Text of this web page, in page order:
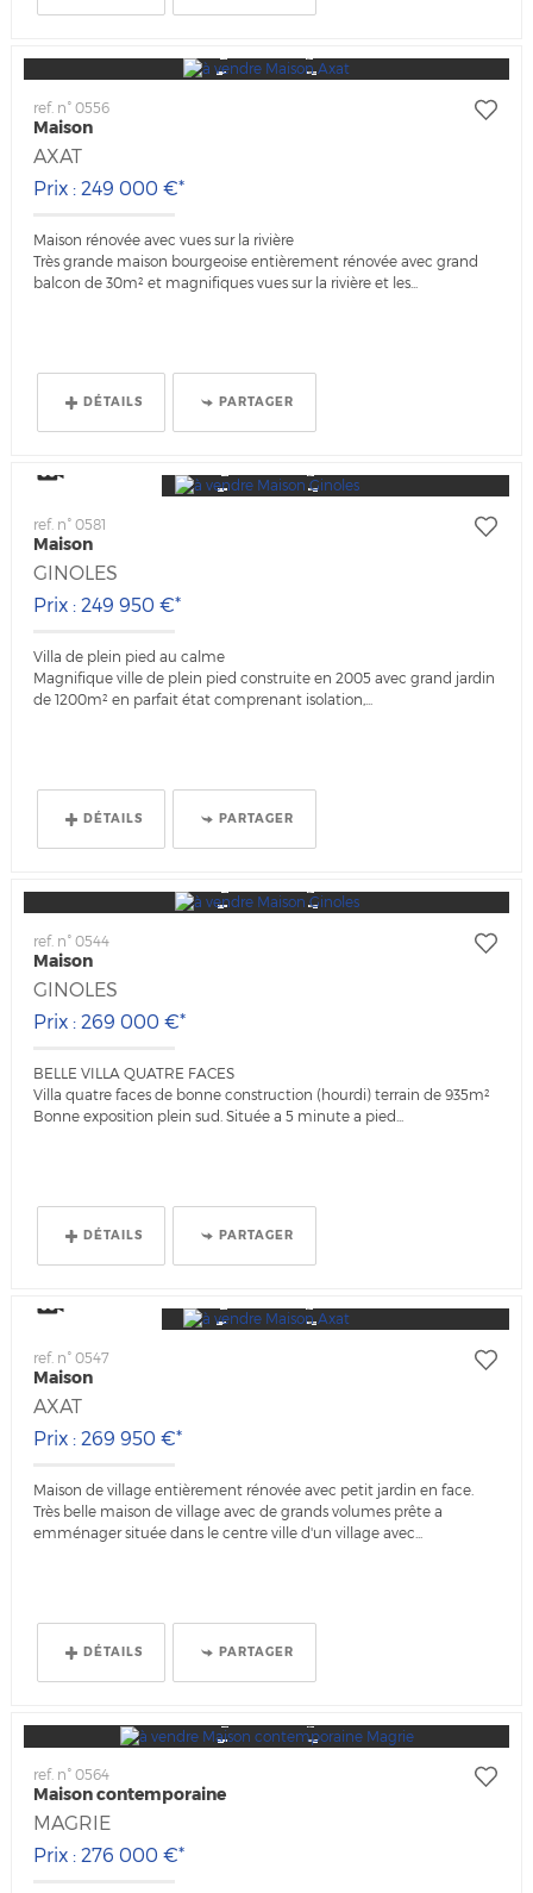
ref. n° 0556
Maison
AXAT
Prix : 249 000 €*
Maison rénovée avec vues sur la rivière
Très grande maison bourgeoise entièrement rénovée avec grand
balcon de 30m² et magnifiques vues sur la rivière et les...
DÉTAILS PARTAGER
ref. n° 0581
Maison
GINOLES
Prix : 249 950 €*
Villa de plein pied au calme
Magnifique ville de plein pied construite en 2005 avec grand jardin
de 1200m² en parfait état comprenant isolation,...
DÉTAILS PARTAGER
ref. n° 0544
Maison
GINOLES
Prix : 269 000 €*
BELLE VILLA QUATRE FACES
Villa quatre faces de bonne construction (hourdi) terrain de 935m²
Bonne exposition plein sud. Située a 5 minute a pied...
DÉTAILS PARTAGER
ref. n° 0547
Maison
AXAT
Prix : 269 950 €*
Maison de village entièrement rénovée avec petit jardin en face.
Très belle maison de village avec de grands volumes prête a
emménager située dans le centre ville d'un village avec...
DÉTAILS PARTAGER
ref. n° 0564
Maison contemporaine
MAGRIE
Prix : 276 000 €*